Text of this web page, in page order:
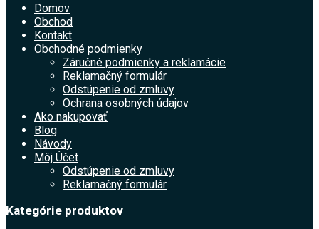
Domov
Obchod
Kontakt
Obchodné podmienky
Záručné podmienky a reklamácie
Reklamačný formulár
Odstúpenie od zmluvy
Ochrana osobných údajov
Ako nakupovať
Blog
Návody
Môj Účet
Odstúpenie od zmluvy
Reklamačný formulár
Kategórie produktov